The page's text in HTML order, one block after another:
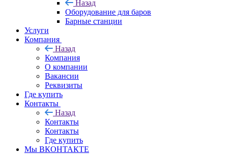
Назад
Оборудование для баров
Барные станции
Услуги
Компания
Назад
Компания
О компании
Вакансии
Реквизиты
Где купить
Контакты
Назад
Контакты
Контакты
Где купить
Мы ВКОНТАКТЕ